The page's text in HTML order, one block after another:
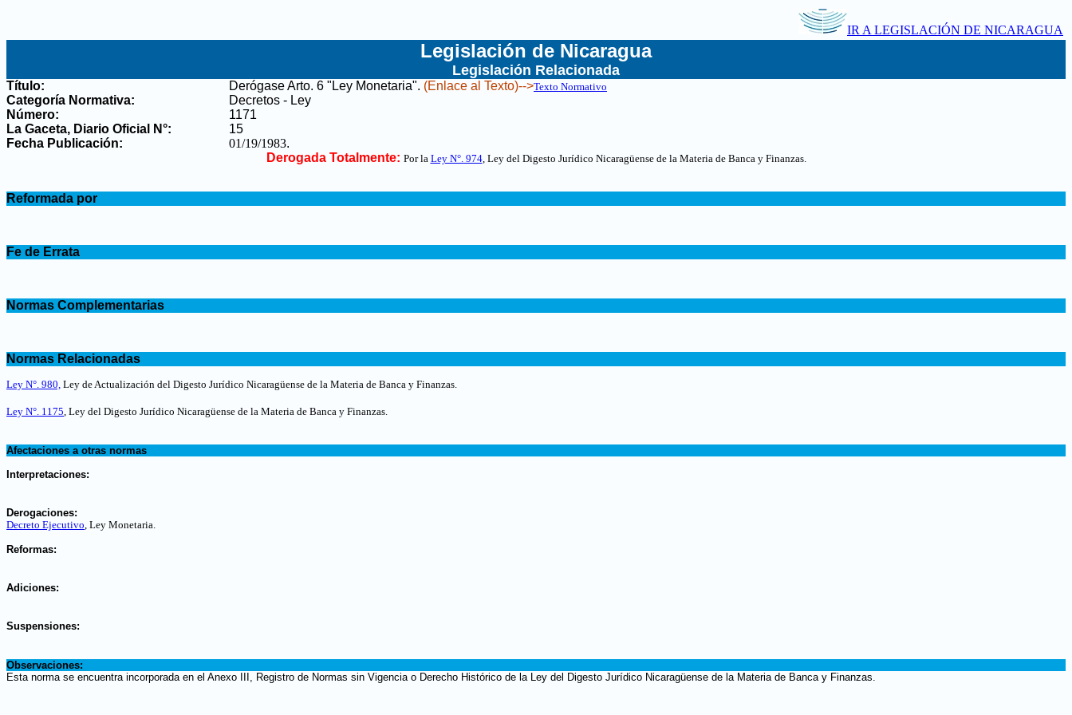
IR A LEGISLACIÓN DE NICARAGUA
Legislación de Nicaragua
Legislación Relacionada
Título: Derógase Arto. 6 "Ley Monetaria". (Enlace al Texto)-->Texto Normativo
Categoría Normativa:
Decretos - Ley
Número:
1171
La Gaceta, Diario Oficial N°:
15
Fecha Publicación:
01/19/1983.
Derogada Totalmente: Por la Ley N°. 974, Ley del Digesto Jurídico Nicaragüense de la Materia de Banca y Finanzas.
Reformada por
Fe de Errata
Normas Complementarias
Normas Relacionadas
Ley N°. 980, Ley de Actualización del Digesto Jurídico Nicaragüense de la Materia de Banca y Finanzas.
Ley N°. 1175, Ley del Digesto Jurídico Nicaragüense de la Materia de Banca y Finanzas.
Afectaciones a otras normas
Interpretaciones:
Derogaciones:
Decreto Ejecutivo, Ley Monetaria.
Reformas:
Adiciones:
Suspensiones:
Observaciones:
Esta norma se encuentra incorporada en el Anexo III, Registro de Normas sin Vigencia o Derecho Histórico de la Ley del Digesto Jurídico Nicaragüense de la Materia de Banca y Finanzas.